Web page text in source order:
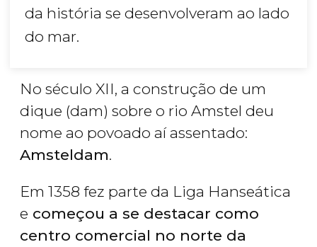
da história se desenvolveram ao lado
do mar.
No século XII, a construção de um
dique (dam) sobre o rio Amstel deu
nome ao povoado aí assentado:
Amsteldam.
Em 1358 fez parte da Liga Hanseática
e começou a se destacar como
centro comercial no norte da